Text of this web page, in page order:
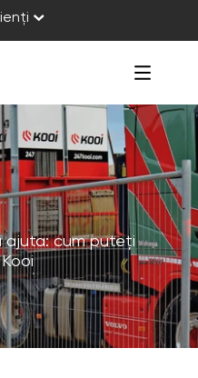
ajuta: cum puteți